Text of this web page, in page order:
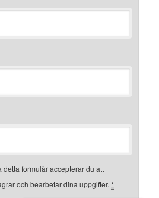
detta formulär accepterar du att
och bearbetar dina uppgifter.*